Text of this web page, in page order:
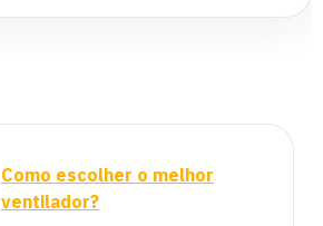
Como escolher o melhor
ventilador?